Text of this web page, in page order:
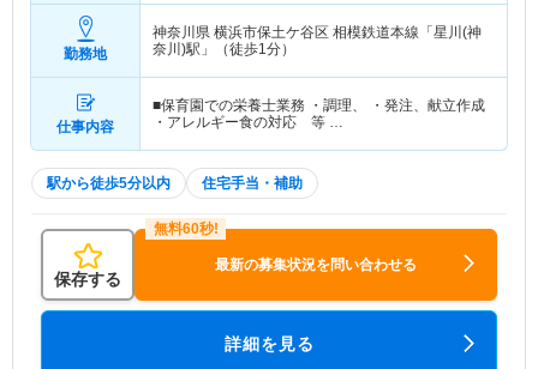
勤務地
神奈川県 横浜市保土ケ谷区 相模鉄道本線「星川(神
奈川)駅」（徒歩1分）
仕事内容
■保育園での栄養士業務 ・調理、 ・発注、献立作成
・アレルギー食の対応 等 …
駅から徒歩5分以内 住宅手当・補助
保存する
最新の募集状況を問い合わせる
詳細を見る